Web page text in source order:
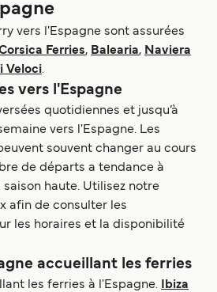
vers l'Espagne sont assurées
Ferries, Balearia, Naviera
Veloci.
vers l'Espagne
quotidiennes et jusqu’à
vers l'Espagne. Les
souvent changer au cours
de départs a tendance à
haute. Utilisez notre
afin de consulter les
les horaires et la disponibilité
accueillant les ferries
les ferries à l'Espagne.
Ibiza